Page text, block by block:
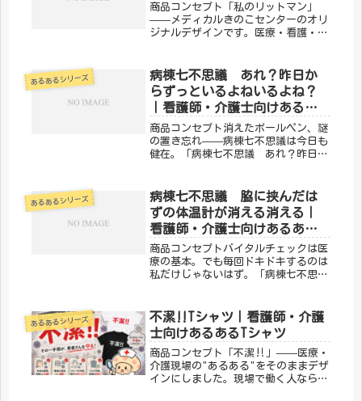
商品コンセプト「私のリットマン」
——メディカルきのこセンターのオリ
ジナルデザインです。医療・看護・介
はもちろん、プレゼントにもぴったり
です。「メディカルきのこセンター」
が手...
あるあるシリーズ
病棟七不思議 あれ？昨日か
らずっといるよねいるよね？
｜看護師・介護士向けあるあ
るTシャツ
商品コンセプト消えたボールペン、謎
の置き忘れ——病棟七不思議は今日も
健在。「病棟七不思議 あれ？昨日か
な出来事をデザインした一枚。「ある
ある！」と笑い合える仲間へのプレゼ
ン...
あるあるシリーズ
病棟七不思議 脇に挟んだは
ずの体温計が消える消える｜
看護師・介護士向けあるあるT
シャツ
商品コンセプトバイタルチェックは医
療の基本。でも毎回ドキドキするのは
私だけじゃないはず。「病棟七不思
るあるあるをデザインにした一枚。医
療従事者なら思わずうなずいてしまい
ます...
あるあるシリーズ
不潔‼︎Tシャツ｜看護師・介護
士向けあるあるTシャツ
商品コンセプト「不潔‼︎」——医療・
介護現場の"あるある"をそのままデザ
インにしました。現場で働く人なら思